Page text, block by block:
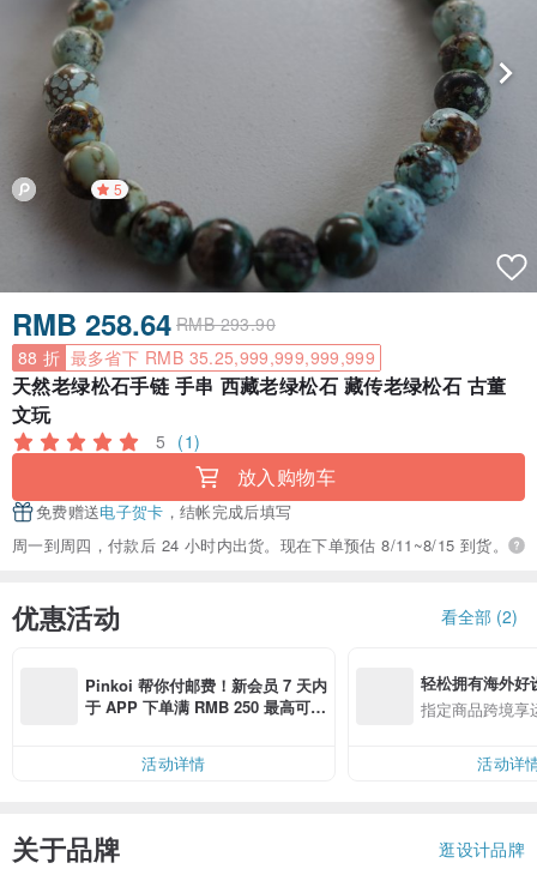
5
RMB 258.64 RMB 293.90
88 折 最多省下 RMB 35.25,999,999,999,999
天然老绿松石手链 手串 西藏老绿松石 藏传老绿松石 古董
文玩
5 (1)
放入购物车
免费赠送电子贺卡 ，结帐完成后填写
周一到周四，付款后 24 小时内出货。现在下单预估 8/11~8/15 到货。
优惠活动 看全部 (2)
Pinkoi 帮你付邮费！新会员 7 天内
于 APP 下单满 RMB 250 最高可折
活动详情
轻松拥有海外好
指定商品跨境享
活动详
关于品牌 逛设计品牌